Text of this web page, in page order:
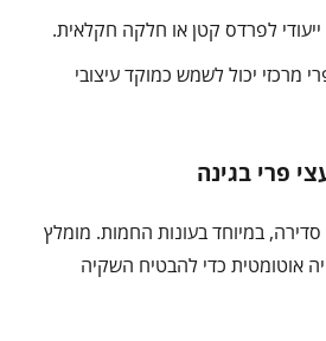
ייעודי לפרדס קטן או חלקה חקלאית.
מרכזי יכול לשמש כמוקד עיצובי
פרי בגינה
במיוחד בעונות החמות. מומלץ
כדי להבטיח השקיה